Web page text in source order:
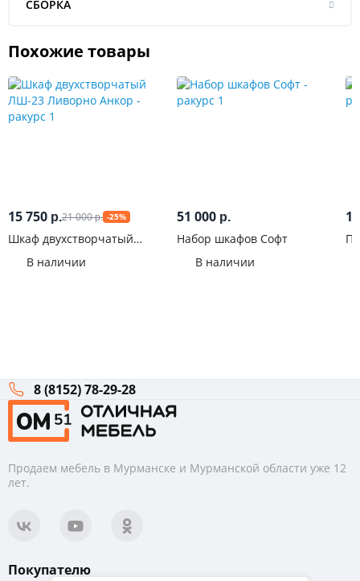
СБОРКА
Похожие товары
15 750 р.21 000р. -25%
Шкаф двухстворчатый
В наличии
51 000 р.
Набор шкафов Софт
В наличии
8 (8152) 78-29-28
Продаем мебель в Мурманске и Мурманской области уже 12
лет.
Покупателю